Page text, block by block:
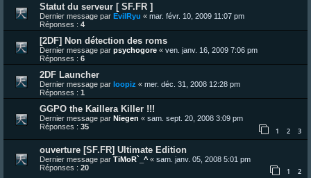
Statut du serveur [ SF.FR ]
Dernier message par EvilRyu « mar. févr. 10, 2009 11:07 pm
Réponses : 4
[2DF] Non détection des roms
Dernier message par psychogore « ven. janv. 16, 2009 7:06 pm
Réponses : 6
2DF Launcher
Dernier message par loopiz « mer. déc. 31, 2008 12:28 pm
Réponses : 1
GGPO the Kaillera Killer !!!
Dernier message par Niegen « sam. sept. 20, 2008 3:09 pm
Réponses : 35 1 2 3
ouverture [SF.FR] Ultimate Edition
Dernier message par TiMoR`_^ « sam. janv. 05, 2008 5:01 pm
Réponses : 20 1 2